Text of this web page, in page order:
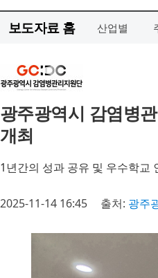
보도자료 홈 산업별
광주광역시 감염병
개최
1년간의 성과 공유 및 우수학교
2025-11-14 16:45 출처: 광주